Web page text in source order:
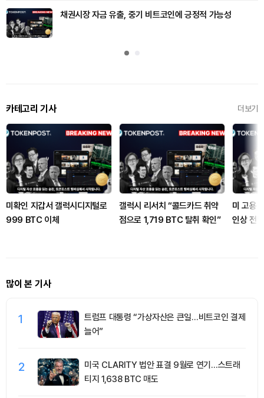
채권시장 자금 유출, 중기 비트코인에 긍정적 가능성
카테고리 기사 더보기
미확인 지갑서 갤럭시디지털로
999 BTC 이체
갤럭시 리서치 “콜드카드 취약
점으로 1,719 BTC 탈취 확인”
미 고용
인상 전
많이 본 기사
1
트럼프 대통령 “가상자산은 큰일…비트코인 결제
늘어”
2
미국 CLARITY 법안 표결 9월로 연기…스트래
티지 1,638 BTC 매도